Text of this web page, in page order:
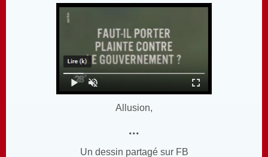
Allusion,
...
Un dessin partagé sur FB